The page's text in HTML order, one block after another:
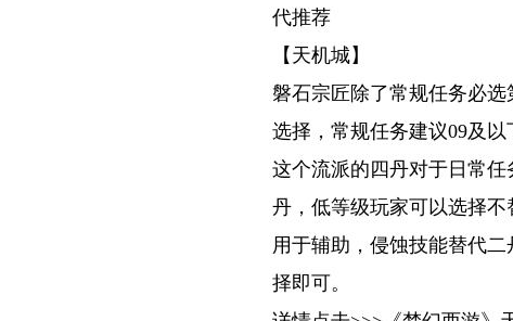
代推荐
【天机城】
磐石宗匠除了常规任务必
选择，常规任务建议09及
这个流派的四丹对于日常
丹，低等级玩家可以选择
用于辅助，侵蚀技能替代
择即可。